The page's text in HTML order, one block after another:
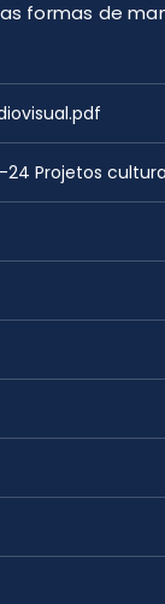
formas de
Projetos